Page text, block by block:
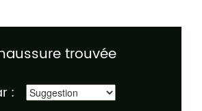
trouvée
: